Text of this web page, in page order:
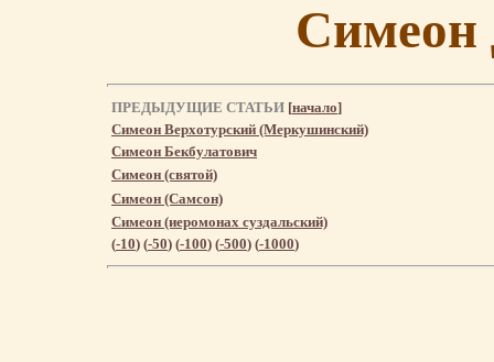
Симеон
ПРЕДЫДУЩИЕ СТАТЬИ [начало]
Симеон Верхотурский (Меркушинский)
Симеон Бекбулатович
Симеон (святой)
Симеон (Самсон)
Симеон (иеромонах суздальский)
(-10) (-50) (-100) (-500) (-1000)